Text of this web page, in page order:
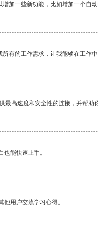
加一些新功能，比如增加一个自
有的工作需求，让我能够在工作
最高速度和安全性的连接，并帮助
也能快速上手。
用户交流学习心得。